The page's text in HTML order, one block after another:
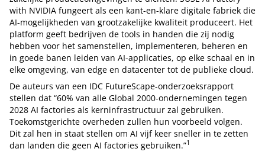
with NVIDIA fungeert als een kant-en-klare digitale fabriek die
AI-mogelijkheden van grootzakelijke kwaliteit produceert. Het
platform geeft bedrijven de tools in handen die zij nodig
hebben voor het samenstellen, implementeren, beheren en
in goede banen leiden van AI-applicaties, op elke schaal en in
elke omgeving, van edge en datacenter tot de publieke cloud.
De auteurs van een IDC FutureScape-onderzoeksrapport
stellen dat “60% van alle Global 2000-ondernemingen tegen
2028 AI factories als kerninfrastructuur zal gebruiken.
Toekomstgerichte overheden zullen hun voorbeeld volgen.
Dit zal hen in staat stellen om AI vijf keer sneller in te zetten
dan landen die geen AI factories gebruiken.”1